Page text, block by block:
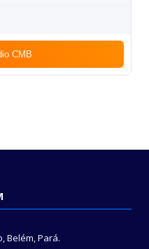
CMB
Belém, Pará.